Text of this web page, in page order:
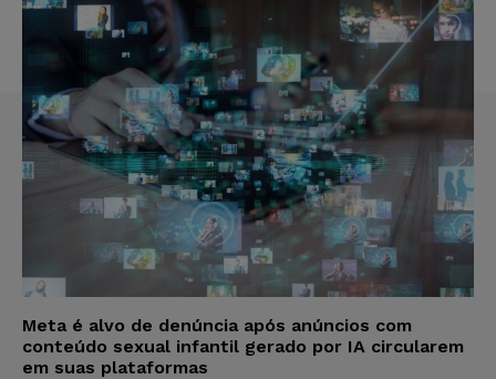
Meta é alvo de denúncia após anúncios com
conteúdo sexual infantil gerado por IA circularem
em suas plataformas